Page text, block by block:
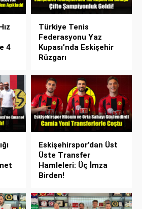
4
Türkiye Tenis
Federasyonu Yaz
Kupası’nda Eskişehir
Rüzgarı
Eskişehirspor’dan Üst
Üste Transfer
Hamleleri: Üç İmza
Birden!